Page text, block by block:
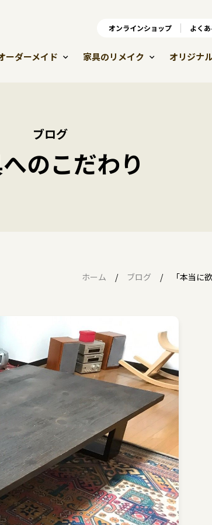
オンライン
ーダーメイド 家具のリメイク オリジナ
オンラインショップ よく
ブログ
のこだわり
ホーム ブログ 「本当に